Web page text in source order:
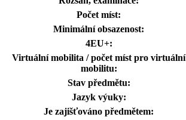
Počet míst:
Minimální obsazenost:
4EU+:
Virtuální mobilita / počet míst pro virtuální
mobilitu:
Stav předmětu:
Jazyk výuky:
Je zajišťováno předmětem: